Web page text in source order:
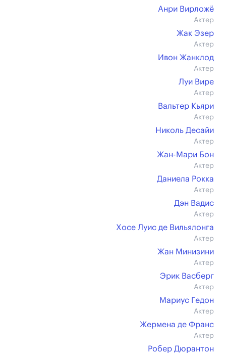
Анри Вирложё
Актер
Жак Эзер
Актер
Ивон Жанклод
Актер
Луи Вире
Актер
Вальтер Кьяри
Актер
Николь Десайи
Актер
Жан-Мари Бон
Актер
Даниела Рокка
Актер
Дэн Вадис
Актер
Хосе Луис де Вильялонга
Актер
Жан Минизини
Актер
Эрик Васберг
Актер
Мариус Гедон
Актер
Жермена де Франс
Актер
Робер Дюрантон